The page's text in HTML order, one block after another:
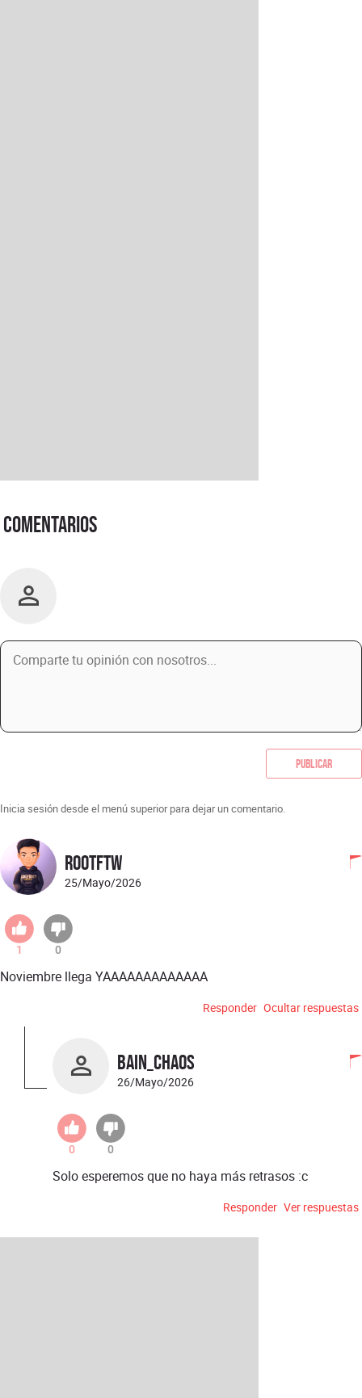
Comentarios
Publicar
Inicia sesión desde el menú superior para dejar un comentario.
rootftw
25/Mayo/2026
1 0
Noviembre llega YAAAAAAAAAAAAA
Responder Ocultar respuestas
Bain_Chaos
26/Mayo/2026
0 0
Solo esperemos que no haya más retrasos :c
Responder Ver respuestas